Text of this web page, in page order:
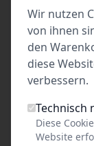
Leistungen
zusätzlich
seinem
die Altstadt
der
im
Wir nutzen
von ihnen
den
diese
verbessern.
Technisch
Diese
Website